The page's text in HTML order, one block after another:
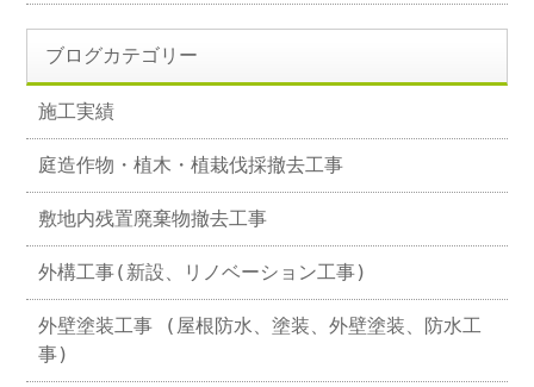
ブログカテゴリー
施工実績
庭造作物・植木・植栽伐採撤去工事
敷地内残置廃棄物撤去工事
外構工事(新設、リノベーション工事)
外壁塗装工事 (屋根防水、塗装、外壁塗装、防水工
事)